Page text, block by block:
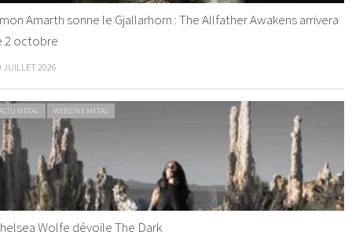
Amarth sonne le Gjallarhorn : The Allfather Awakens arrivera
2 octobre
JUILLET 2026
METAL WEBZINE METAL
Wolfe dévoile The Dark